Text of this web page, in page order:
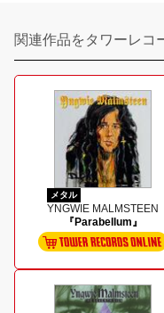
関連作品をタワーレコ
メタル
YNGWIE MALMSTEEN
『Parabellum』